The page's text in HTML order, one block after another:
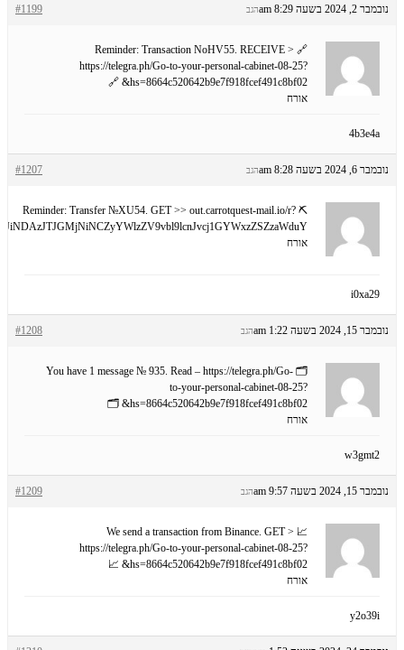
נובמבר 2, 2024 בשעה 8:29 am #1199 הגב
🔗 Reminder: Transaction NoHV55. RECEIVE >
https://telegra.ph/Go-to-your-personal-cabinet-08-25?
hs=8664c520642b9e7f918fcef491c8bf02& 🔗
אורח
4b3e4a
נובמבר 6, 2024 בשעה 8:28 am #1207 הגב
⛏ Reminder: Transfer №XU54. GET >> out.carrotquest-mail.io/r?
אורח
i0xa29
נובמבר 15, 2024 בשעה 1:22 am #1208 הגב
🗂 You have 1 message № 935. Read – https://telegra.ph/Go-
to-your-personal-cabinet-08-25?
hs=8664c520642b9e7f918fcef491c8bf02& 🗂
אורח
w3gmt2
נובמבר 15, 2024 בשעה 9:57 am #1209 הגב
📈 We send a transaction from Binance. GЕТ >
https://telegra.ph/Go-to-your-personal-cabinet-08-25?
hs=8664c520642b9e7f918fcef491c8bf02& 📈
אורח
y2o39i